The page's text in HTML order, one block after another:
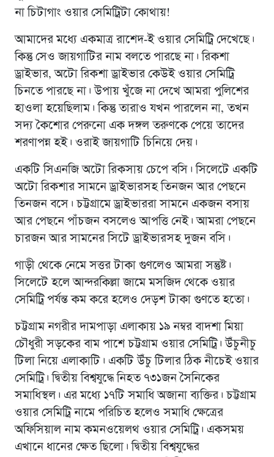
না চিটাগাং ওয়ার সেমিট্রিটা কোথায়!
আমাদের মধ্যে একমাত্র রাশেদ-ই ওয়ার সেমিট্রি দেখেছে।
কিন্তু সেও জায়গাটির নাম বলতে পারছে না। রিকশা
ড্রাইভার, অটো রিকশা ড্রাইভার কেউই ওয়ার সেমিট্রি
চিনতে পারছে না। উপায় খুঁজে না দেখে আমরা পুলিশের
হাওলা হয়েছিলাম। কিন্তু তারাও যখন পারলেন না, তখন
সদ্য কৈশোর পেরুনো এক দঙ্গল তরুণকে পেয়ে তাদের
শরণাপন্ন হই। ওরাই জায়গাটি চিনিয়ে দেয়।
একটি সিএনজি অটো রিকসায় চেপে বসি। সিলেটে একটি
অটো রিকশার সামনে ড্রাইভারসহ তিনজন আর পেছনে
তিনজন বসে। চট্টগ্রামে ড্রাইভাররা সামনে একজন বসায়
আর পেছনে পাঁচজন বসলেও আপত্তি নেই। আমরা পেছনে
চারজন আর সামনের সিটে ড্রাইভারসহ দুজন বসি।
গাড়ী থেকে নেমে সত্তর টাকা গুণলেও আমরা সন্তুষ্ট।
সিলেটে হলে আন্দরকিল্লা জামে মসজিদ থেকে ওয়ার
সেমিট্রি পর্যন্ত কম করে হলেও দেড়শ টাকা গুণতে হতো।
চট্টগ্রাম নগরীর দামপাড়া এলাকায় ১৯ নম্বর বাদশা মিয়া
চৌধুরী সড়কের বাম পাশে চট্টগ্রাম ওয়ার সেমিট্রি। উঁচুনীচু
টিলা নিয়ে এলাকাটি। একটি উঁচু টিলার ঠিক নীচেই ওয়ার
সেমিট্রি। দ্বিতীয় বিশ্বযুদ্ধে নিহত ৭৩১জন সৈনিকের
সমাধিস্থল। এর মধ্যে ১৭টি সমাধি অজানা ব্যক্তির। চট্টগ্রাম
ওয়ার সেমিট্রি নামে পরিচিত হলেও সমাধি ক্ষেত্রের
অফিসিয়াল নাম কমনওয়েলথ ওয়ার সেমিট্রি। একসময়
এখানে ধানের ক্ষেত ছিলো। দ্বিতীয় বিশ্বযুদ্ধের